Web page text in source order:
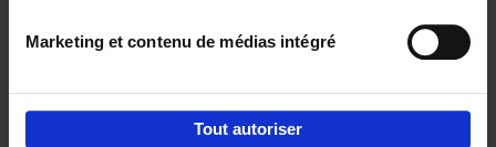
Marketing et contenu de médias intégré
Tout autoriser